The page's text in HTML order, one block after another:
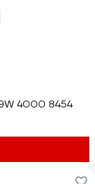
4000 8454